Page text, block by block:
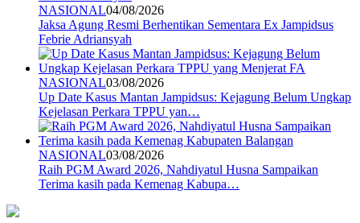
NASIONAL04/08/2026
Jaksa Agung Resmi Berhentikan Sementara Ex Jampidsus
Febrie Adriansyah
NASIONAL03/08/2026
Up Date Kasus Mantan Jampidsus: Kejagung Belum Ungkap
Kejelasan Perkara TPPU yan…
NASIONAL03/08/2026
Raih PGM Award 2026, Nahdiyatul Husna Sampaikan
Terima kasih pada Kemenag Kabupa…